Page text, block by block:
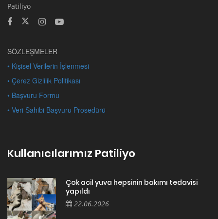
Patiliyo
SÖZLEŞMELER
• Kişisel Verilerin İşlenmesi
• Çerez Gizlilik Politikası
• Başvuru Formu
• Veri Sahibi Başvuru Prosedürü
Kullanıcılarımız Patiliyo
Çok acil yuva hepsinin bakımı tedavisi
yapıldı
22.06.2026